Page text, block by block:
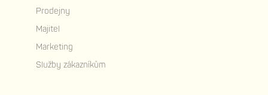
Prodejny
Majitel
Marketing
Služby zákazníkům